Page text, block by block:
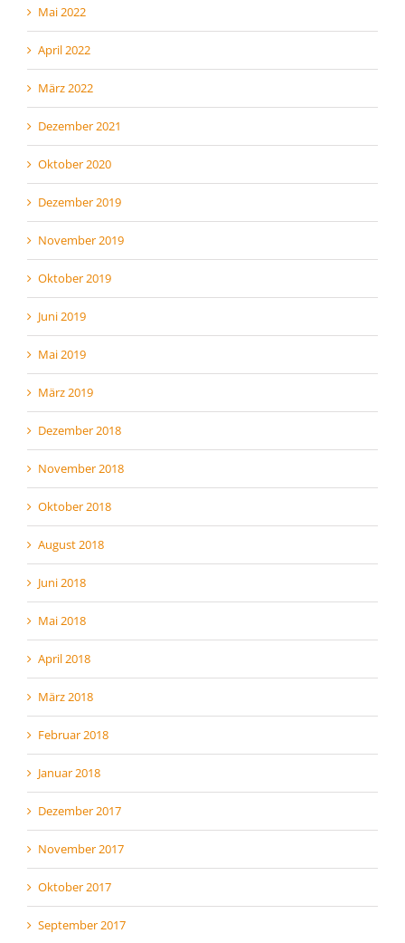
Mai 2022
April 2022
März 2022
Dezember 2021
Oktober 2020
Dezember 2019
November 2019
Oktober 2019
Juni 2019
Mai 2019
März 2019
Dezember 2018
November 2018
Oktober 2018
August 2018
Juni 2018
Mai 2018
April 2018
März 2018
Februar 2018
Januar 2018
Dezember 2017
November 2017
Oktober 2017
September 2017